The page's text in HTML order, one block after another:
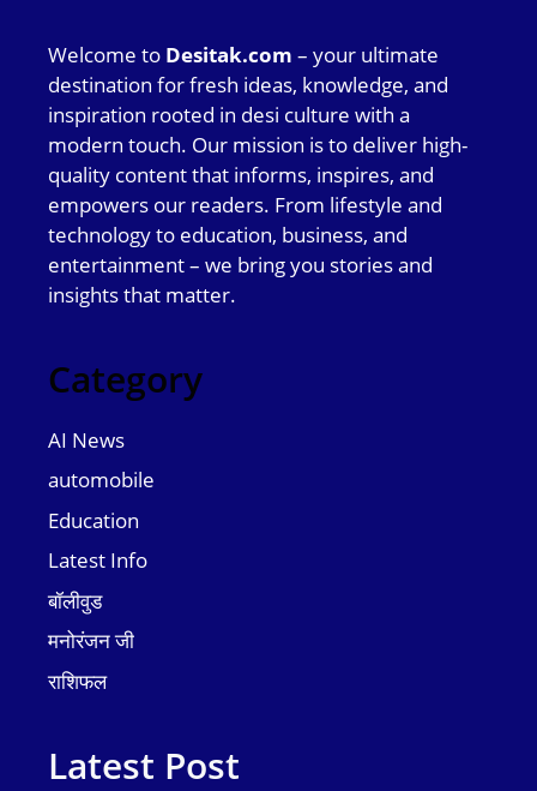
Welcome to Desitak.com – your ultimate
destination for fresh ideas, knowledge, and
inspiration rooted in desi culture with a
modern touch. Our mission is to deliver high-
quality content that informs, inspires, and
empowers our readers. From lifestyle and
technology to education, business, and
entertainment – we bring you stories and
insights that matter.
Category
AI News
automobile
Education
Latest Info
बॉलीवुड
मनोरंजन जी
राशिफल
Latest Post